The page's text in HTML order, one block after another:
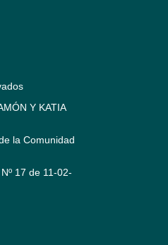
Y KATIA
la Comunidad
17 de 11-02-